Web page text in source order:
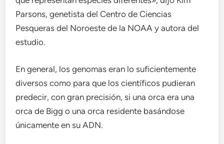
Parsons, genetista del Centro de Ciencias
Pesqueras del Noroeste de la NOAA y autora del
estudio.
En general, los genomas eran lo suficientemente
diversos como para que los científicos pudieran
predecir, con gran precisión, si una orca era una
orca de Bigg o una orca residente basándose
únicamente en su ADN.